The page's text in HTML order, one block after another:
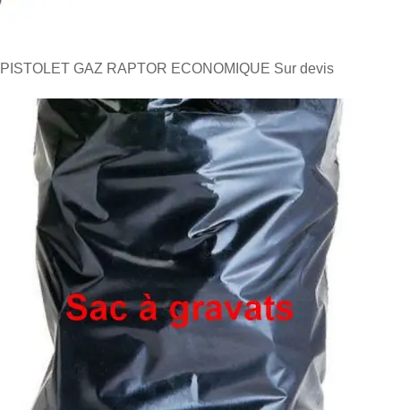
PISTOLET GAZ RAPTOR ECONOMIQUE Sur devis